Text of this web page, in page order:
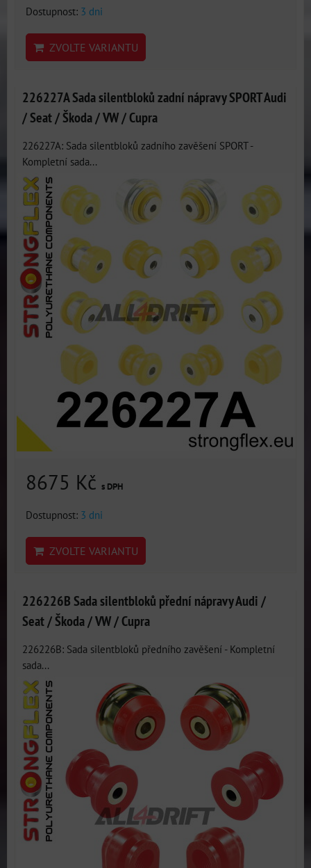
Dostupnost: 3 dni
ZVOLTE VARIANTU
226227A Sada silentbloků zadní nápravy SPORT Audi
/ Seat / Škoda / VW / Cupra
226227A: Sada silentbloků zadního zavěšení SPORT -
Kompletní sada...
8675 Kč s DPH
Dostupnost: 3 dni
ZVOLTE VARIANTU
226226B Sada silentbloků přední nápravy Audi /
Seat / Škoda / VW / Cupra
226226B: Sada silentbloků předního zavěšení - Kompletní
sada...